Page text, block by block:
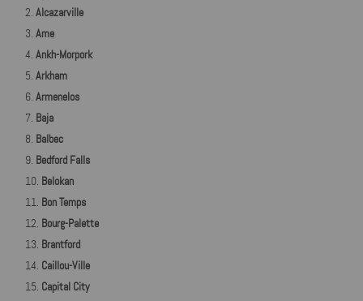
Alcazarville
Ame
Ankh-Morpork
Arkham
Armenelos
Baja
Balbec
Bedford Falls
Belokan
Bon Temps
Bourg-Palette
Brantford
Caillou-Ville
Capital City